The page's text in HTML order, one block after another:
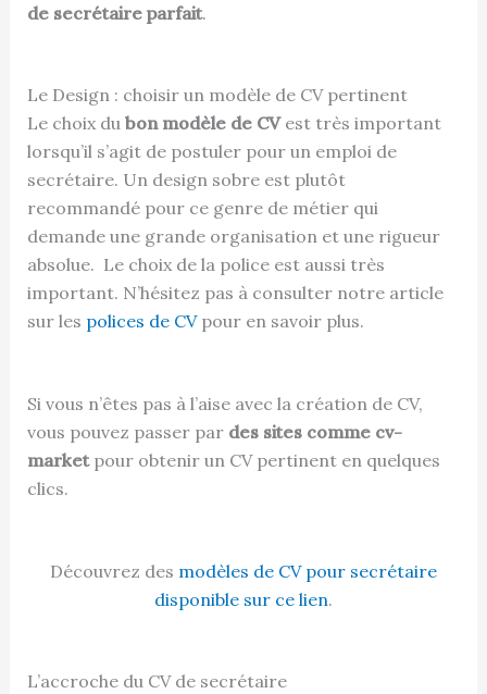
de secrétaire parfait.
Le Design : choisir un modèle de CV pertinent
Le choix du bon modèle de CVest très important
lorsqu’il s’agit de postuler pour un emploi de
secrétaire. Un design sobre est plutôt
recommandé pour ce genre de métier qui
demande une grande organisation et une rigueur
absolue. Le choix de la police est aussi très
important. N’hésitez pas à consulter notre article
sur les polices de CV pour en savoir plus.
Si vous n’êtes pas à l’aise avec la création de CV,
vous pouvez passer par des sites comme cv-
market pour obtenir un CV pertinent en quelques
clics.
Découvrez des modèles de CV pour secrétaire
disponible sur ce lien.
L’accroche du CV de secrétaire